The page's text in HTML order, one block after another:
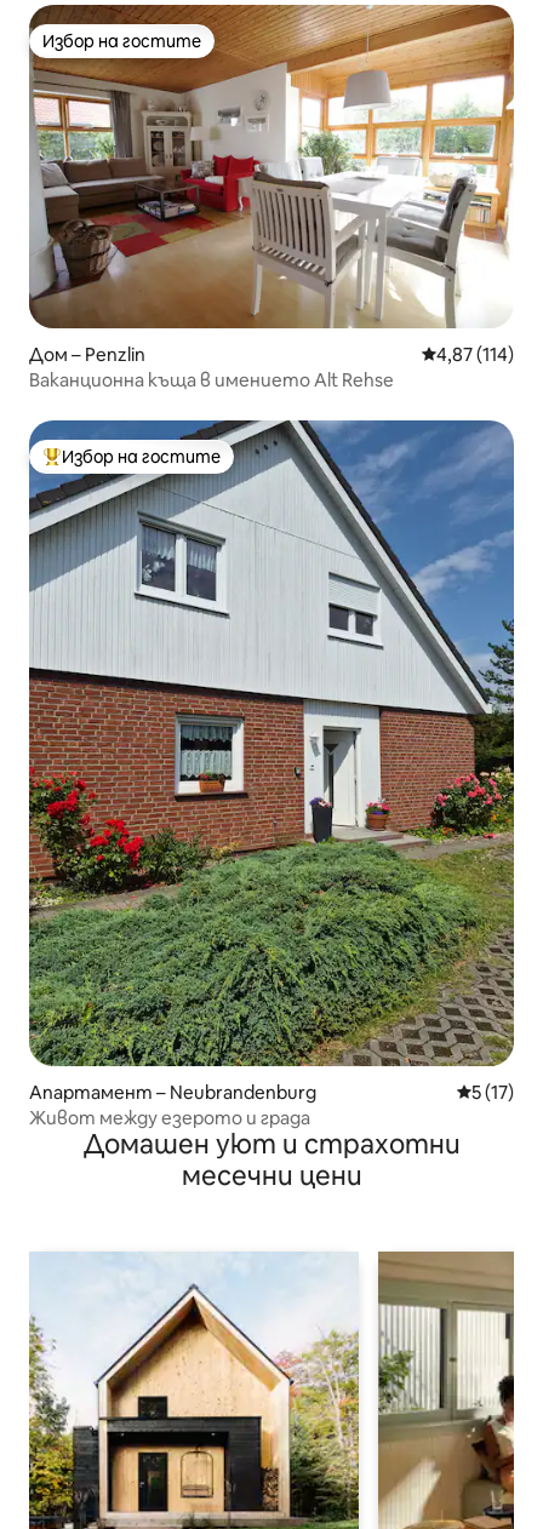
Избор на гостите
Избор на гостите
Дом – Penzlin Средна
4,87 (114)
Ваканционна къща в имението Alt Rehse
Най-популярен избор на гостите
Избор на гостите
Апартамент – Neubrandenburg Средна
5 (17)
Живот между езерото и града
Домашен уют и страхотни
месечни цени